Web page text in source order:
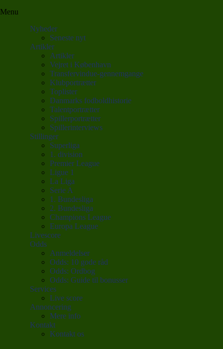
Menu
Nyheder
Seneste nyt
Artikler
Artikler
Vejret i København
Transfervindue-gennemgange
Klubportrætter
Toplister
Danmarks fodboldhistorie
Talentportrætter
Spillerportrætter
Spillerinterviews
Stillinger
Superliga
1. division
Premier League
Ligue 1
La Liga
Serie A
1. Bundesliga
2. Bundesliga
Champions League
Europa League
Livescore
Odds
Anmeldelser
Odds: 10 gode råd
Odds: Ordbog
Odds: Guide til bonusser
Services
Live score
Annoncering
Mere info
Kontakt
Kontakt os